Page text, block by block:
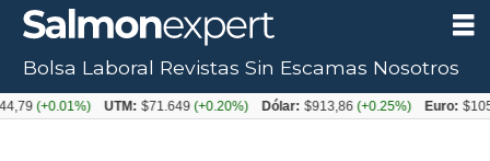
Bolsa Laboral Revistas Sin Escamas Nosotros
UTM: $71.649(+0.20%) Dólar: $913,86(+0.25%) Euro: $1053,08(-